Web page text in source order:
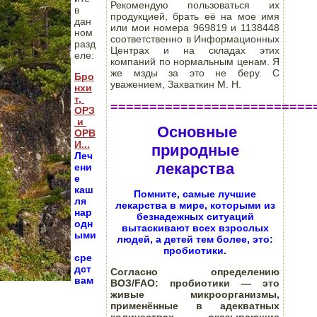
в
дан
ном
разд
еле:
Бро
нхи
т,
ОРЗ
и
ОРВ
И...
Леч
ени
е
каш
ля
нар
одн
ыми
сре
дст
вам
Рекомендую пользоваться их
продукцией, брать её на мое имя
или мои номера 969819 и 1138448
соответственно в Информационных
Центрах и на складах этих
компаний по нормальным ценам. Я
же мзды за это не беру. С
уважением, Захваткин М. Н.
Основные
природные
лекарства
Помните, самые лучшие
лекарства в мире, которыми из
безнадежных ситуаций
вытаскивают всех взрослых
людей, а детей тем более, это:
пробиотики.
Согласно определению
ВОЗ/FAO: пробиотики — это
живые микроорганизмы,
применённые в адекватных